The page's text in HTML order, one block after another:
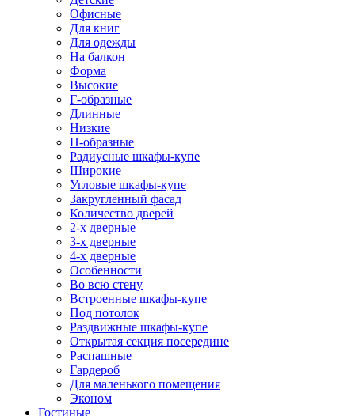
Офисные
Для книг
Для одежды
На балкон
Форма
Высокие
Г-образные
Длинные
Низкие
П-образные
Радиусные шкафы-купе
Широкие
Угловые шкафы-купе
Закругленный фасад
Количество дверей
2-х дверные
3-х дверные
4-х дверные
Особенности
Во всю стену
Встроенные шкафы-купе
Под потолок
Раздвижные шкафы-купе
Открытая секция посередине
Распашные
Гардероб
Для маленького помещения
Эконом
Гостиные